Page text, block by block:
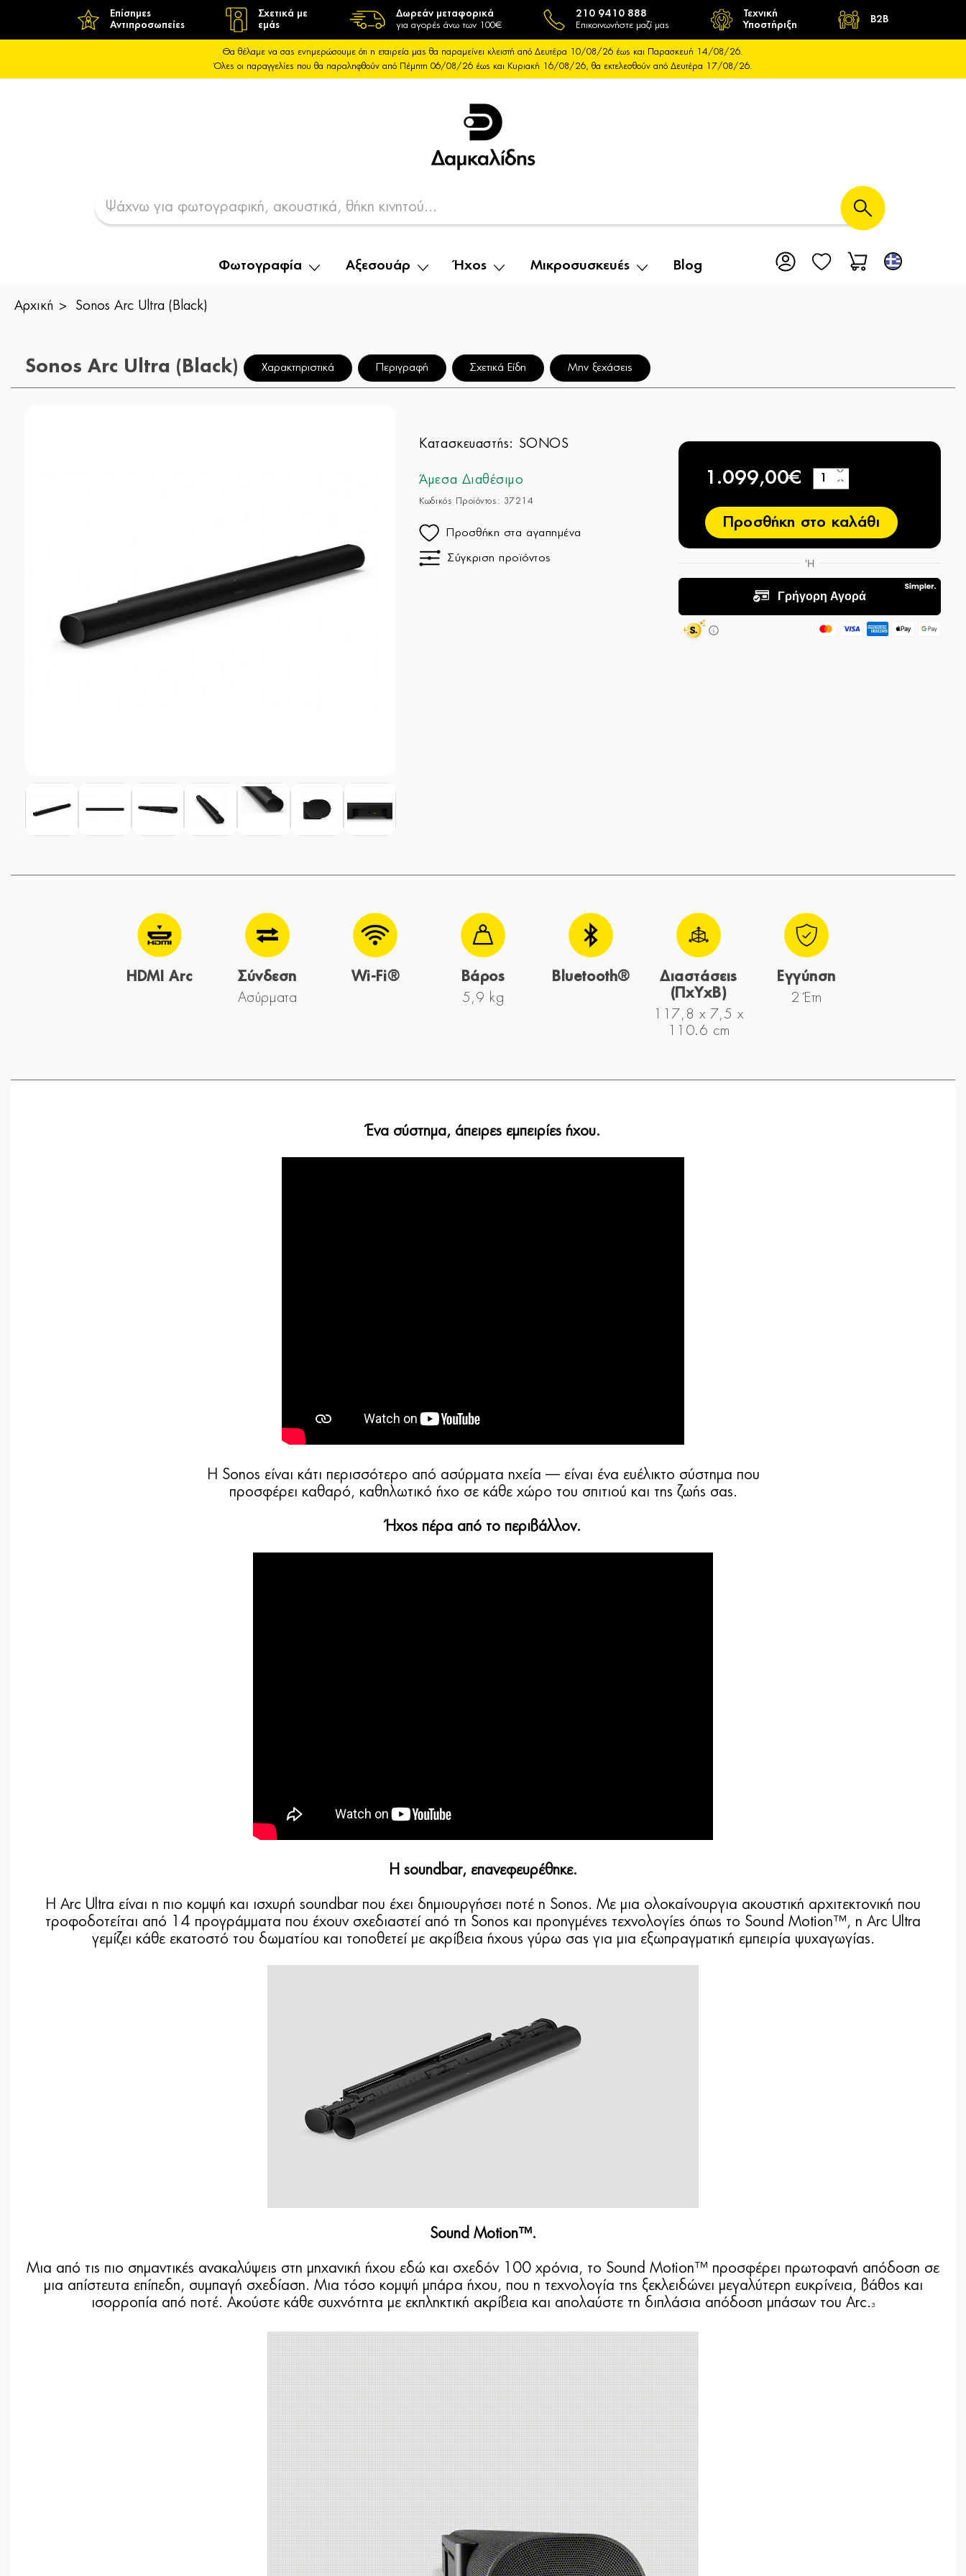
Επίσημες
Αντιπροσωπείες
Σχετικά με
εμάς
Δωρεάν μεταφορικά
για αγορές άνω των 100€
210 9410 888
Επικοινωνήστε μαζί μας
Τεχνική
Υποστήριξη
B2B
Θα θέλαμε να σας ενημερώσουμε ότι η εταιρεία μας θα παραμείνει κλειστή από Δευτέρα 10/08/26 έως και Παρασκευή 14/08/26.
Όλες οι παραγγελίες που θα παραληφθούν από Πέμπτη 06/08/26 έως και Κυριακή 16/08/26, θα εκτελεσθούν από Δευτέρα 17/08/26.
Φωτογραφία Αξεσουάρ Ήχος Μικροσυσκευές Blog
Αρχική Sonos Arc Ultra (Black)
Sonos Arc Ultra (Black) Χαρακτηριστικά Περιγραφή Σχετικά Είδη Μην ξεχάσεις
Κατασκευαστής: SONOS
Άμεσα Διαθέσιμο
Κωδικός Προϊόντος: 37214
Προσθήκη στα αγαπημένα
Σύγκριση προϊόντος
1.099,00€ −
+
Προσθήκη στο καλάθι
HDMI Arc
Σύνδεση
Ασύρματα
Wi-Fi®
Βάρος
5,9 kg
Bluetooth®
Διαστάσεις
(ΠxYxΒ)
117,8 x 7,5 x
110.6 cm
Εγγύηση
2 Έτη
Ένα σύστημα, άπειρες εμπειρίες ήχου.
Η Sonos είναι κάτι περισσότερο από ασύρματα ηχεία — είναι ένα ευέλικτο σύστημα που
προσφέρει καθαρό, καθηλωτικό ήχο σε κάθε χώρο του σπιτιού και της ζωής σας.
Ήχος πέρα ​​από το περιβάλλον.
Η soundbar, επανεφευρέθηκε.
Η Arc Ultra είναι η πιο κομψή και ισχυρή soundbar που έχει δημιουργήσει ποτέ η Sonos. Με μια ολοκαίνουργια ακουστική αρχιτεκτονική που
τροφοδοτείται από 14 προγράμματα που έχουν σχεδιαστεί από τη Sonos και προηγμένες τεχνολογίες όπως το Sound Motion™, η Arc Ultra
γεμίζει κάθε εκατοστό του δωματίου και τοποθετεί με ακρίβεια ήχους γύρω σας για μια εξωπραγματική εμπειρία ψυχαγωγίας.
Sound Motion™.
Μια από τις πιο σημαντικές ανακαλύψεις στη μηχανική ήχου εδώ και σχεδόν 100 χρόνια, το Sound Motion™ προσφέρει πρωτοφανή απόδοση σε
μια απίστευτα επίπεδη, συμπαγή σχεδίαση. Μια τόσο κομψή μπάρα ήχου, που η τεχνολογία της ξεκλειδώνει μεγαλύτερη ευκρίνεια, βάθος και
ισορροπία από ποτέ. Ακούστε κάθε συχνότητα με εκπληκτική ακρίβεια και απολαύστε τη διπλάσια απόδοση μπάσων του Arc. 3